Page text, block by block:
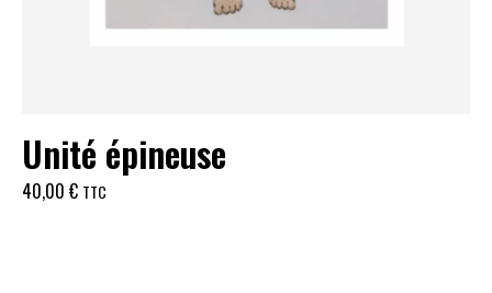
Unité épineuse
40,00 € TTC